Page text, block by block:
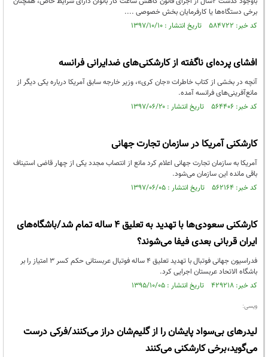
برخی دستگاه‌ها یا کارفرمایان بخش خصوصی ....
کد خبر: ۵۸۴۷۲۲ تاریخ انتشار : ۱۳۹۷/۱۰/۱۰
افشای پرده‌ای ناگفته از کارشکنی‌های ضدایرانی فرانسه
آنچه در بخشی از کتاب خاطرات «جان کری»، وزیر خارجه سابق آمریکا درباره یکی دیگر از
مانع‌آفرینی‌های فرانسه آمده.
کد خبر: ۵۶۴۴۰۶ تاریخ انتشار : ۱۳۹۷/۰۶/۲۰
کارشکنی آمریکا در سازمان تجارت جهانی
آمریکا به سازمان تجارت جهانی اعلام کرد مانع از انتصاب مجدد یکی از چهار قاضی استیناف
باقی مانده این سازمان می‌شود.
کد خبر: ۵۶۲۱۶۴ تاریخ انتشار : ۱۳۹۷/۰۶/۰۵
کارشکنی سعودی‌ها با تهدید به تعلیق ۴ ساله تمام شد/باشگاه‌های
ایران قربانی بعدی فیفا می‌شوند؟
فدراسیون جهانی فوتبال با تهدید تعلیق ۴ ساله فوتبال عربستانی حکم کسر ۳ امتیاز را بر
باشگاه الاتحاد عربستان اجرایی کرد.
کد خبر: ۴۲۹۲۱۸ تاریخ انتشار : ۱۳۹۵/۱۰/۰۵
ویسی:
لیدرهای بی‌سواد پایشان را از گلیم‌شان دراز می‌کنند/فرکی درست
می‌گوید،برخی کارشکنی می‌کنند